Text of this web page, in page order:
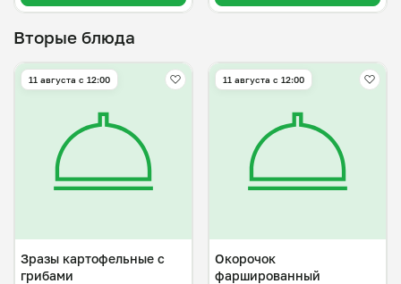
Вторые блюда
11 августа с 12:00
Зразы картофельные с
грибами
11 августа с 12:00
Окорочок
фаршированный